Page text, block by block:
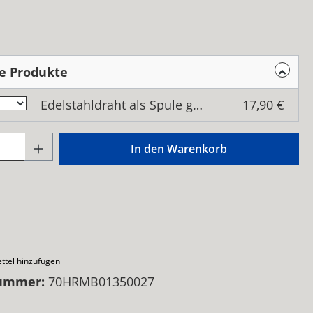
Produkte
Edelstahldraht als Spule gewickelt, 500 Gramm
17,90 €
Anzahl: Gib den gewünschten Wert
In den Warenkorb
hinzufügen
70HRMB01350027